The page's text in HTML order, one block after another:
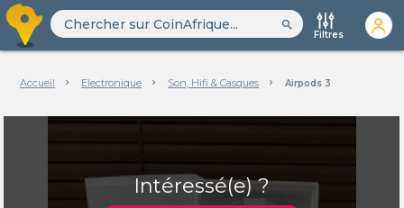
search
Filtres
Accueil Electronique Son, Hifi & Casques Airpods 3
Intéressé(e) ?